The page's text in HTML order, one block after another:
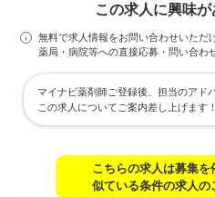
この求人に興味
無料で求人情報をお問い合わせいただ
薬局・病院等への直接応募・問い合わ
マイナビ薬剤師ご登録後、担当のアド
この求人についてご案内差し上げます！
こちらの求人は募集を
似ている条件の求人の